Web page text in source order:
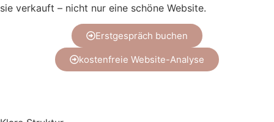
sie verkauft – nicht nur eine schöne Website.
Erstgespräch buchen
kostenfreie Website-Analyse